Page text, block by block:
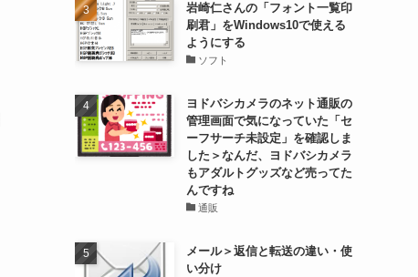
岩崎仁さんの「フォント一覧印
刷君」をWindows10で使える
ようにする
ソフト
ヨドバシカメラのネット通販の
管理画面で気になっていた「セ
ーフサーチ未設定」を確認しま
した＞なんだ、ヨドバシカメラ
もアダルトグッズなど売ってた
んですね
通販
メール＞返信と転送の違い・使
い分け